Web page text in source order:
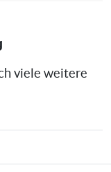
viele weitere